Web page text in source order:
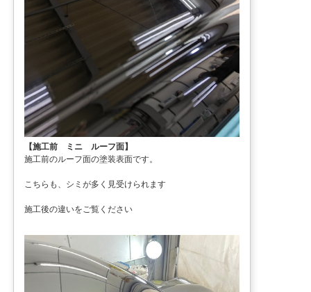
【施工前 ミニ ルーフ面】
施工前のルーフ面の塗装表面です。
こちらも、シミが多く見受けられます
施工後の違いをご覧ください